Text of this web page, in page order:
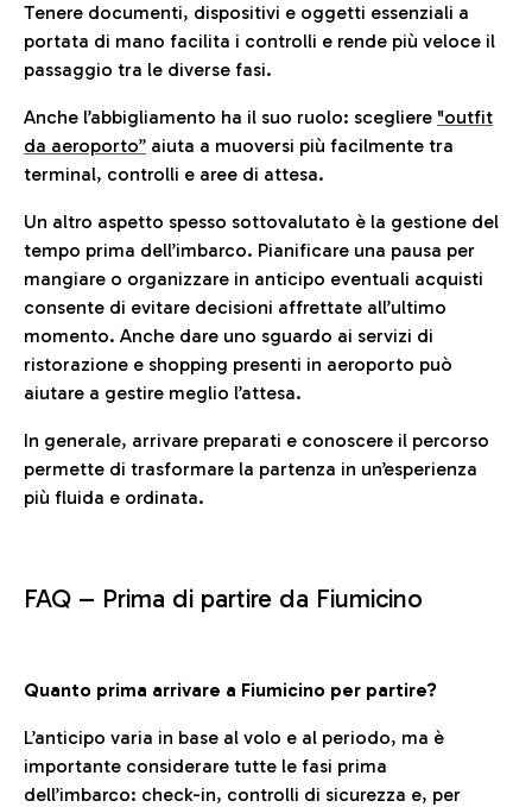
Tenere documenti, dispositivi e oggetti essenziali a
portata di mano facilita i controlli e rende più veloce il
passaggio tra le diverse fasi.
Anche l’abbigliamento ha il suo ruolo: scegliere "outfit
da aeroporto” aiuta a muoversi più facilmente tra
terminal, controlli e aree di attesa.
Un altro aspetto spesso sottovalutato è la gestione del
tempo prima dell’imbarco. Pianificare una pausa per
mangiare o organizzare in anticipo eventuali acquisti
consente di evitare decisioni affrettate all’ultimo
momento. Anche dare uno sguardo ai servizi di
ristorazione e shopping presenti in aeroporto può
aiutare a gestire meglio l’attesa.
In generale, arrivare preparati e conoscere il percorso
permette di trasformare la partenza in un’esperienza
più fluida e ordinata.
FAQ – Prima di partire da Fiumicino
Quanto prima arrivare a Fiumicino per partire?
L’anticipo varia in base al volo e al periodo, ma è
importante considerare tutte le fasi prima
dell’imbarco: check-in, controlli di sicurezza e, per